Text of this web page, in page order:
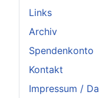
Links
Archiv
Spendenkonto
Kontakt
Impressum /